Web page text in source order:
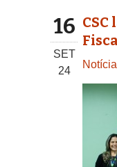
16
SET
24